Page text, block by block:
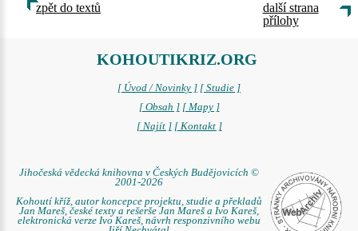
zpět do textů
další strana
přílohy
KOHOUTIKRIZ.ORG
[ Úvod / Novinky ] [ Studie ]
[ Obsah ] [ Mapy ]
[ Najít ] [ Kontakt ]
Jihočeská vědecká knihovna v Českých Budějovicích ©
2001-2026
Kohoutí kříž, autor koncepce projektu, studie a překladů
Jan Mareš, české texty a rešerše Jan Mareš a Ivo Kareš,
elektronická verze Ivo Kareš, návrh responzivního webu